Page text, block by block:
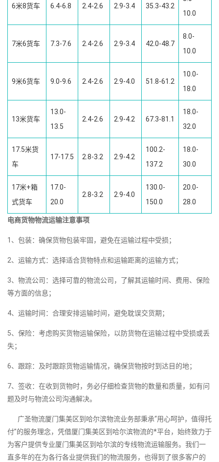
6米8货车 6.4-6.8 2.4-2.6 2.9-3.4 35.3-43.2
10.0
7米6货车 7.3-7.6 2.4-2.6 2.9-3.4 42.0-48.7
8.0-
10.0
9米6货车 9.0-9.6 2.4-2.6 2.9-4.0 51.8-61.2
10.0-
18.0
13米货车
13.0-
13.5
2.4-2.6 2.9-4.2 67.3-81.1
18.0-
32.0
17.5米货
车
17-17.5 2.8-3.2 2.9-4.2
100.2-
137.2
18.0-
30.0
17米+箱
式货车
17.0-
20.0
2.8-3.2 2.9-4.0
130.0-
150.0
20.0-
28.0
电商货物物流运输注意事项
1、包装：确保货物包装牢固，避免在运输过程中受损；
2、运输方式：选择适合货物特点和运输距离的运输方式；
3、物流公司：选择可靠的物流公司，了解其运输时间、费用、保险
等方面的信息；
4、运输时间：合理安排运输时间，避免耽误交货期；
5、保险：考虑购买货物运输保险，以防货物在运输过程中受损或丢
失；
6、跟踪：及时跟踪货物运输情况，确保货物按时到达目的地；
7、签收：在收到货物时，务必仔细检查货物的数量和质量，如有问
题及时与物流公司沟通解决。
广圣物流厦门集美区到哈尔滨物流业务部秉承“用心呵护，值得托
付”的服务理念，凭借厦门集美区到哈尔滨物流的*平台，始终致力于
为客户提供专业厦门集美区到哈尔滨的专线物流运输服务。我们一
直多年的在为各行各业提供我们的物流服务，也得到了很多客户的